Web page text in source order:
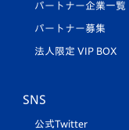
パートナー企業一覧
パートナー募集
法人限定 VIP BOX
SNS
公式Twitter